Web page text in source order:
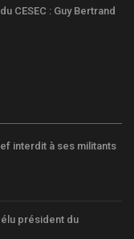
CESEC : Guy Bertrand
interdit à ses militants
président du